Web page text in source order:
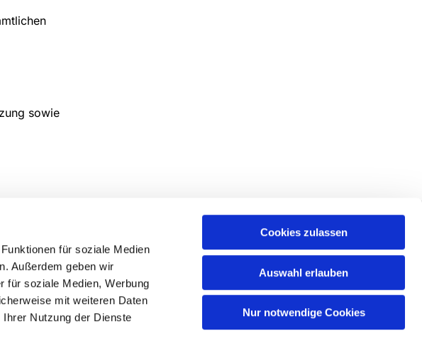
für soziale Medien
Außerdem geben wir
für soziale Medien, Werbung
mit weiteren Daten
Nutzung der Dienste
Cookies zulassen
Auswahl erlauben
Nur notwendige Cookies
sowie